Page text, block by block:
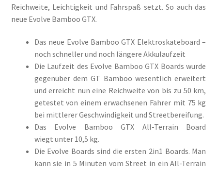
Reichweite, Leichtigkeit und Fahrspaß setzt. So auch das
neue Evolve Bamboo GTX.
Das neue Evolve Bamboo GTX Elektroskateboard –
noch schneller und noch längere Akkulaufzeit
Die Laufzeit des Evolve Bamboo GTX Boards wurde
gegenüber dem GT Bamboo wesentlich erweitert
und erreicht nun eine Reichweite von bis zu 50 km,
getestet von einem erwachsenen Fahrer mit 75 kg
bei mittlerer Geschwindigkeit und Streetbereifung.
Das Evolve Bamboo GTX All-Terrain Board
wiegt unter 10,5 kg.
Die Evolve Boards sind die ersten 2in1 Boards. Man
kann sie in 5 Minuten vom Street in ein All-Terrain